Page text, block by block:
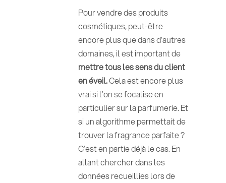
Pour vendre des produits
cosmétiques, peut-être
encore plus que dans d’autres
domaines, il est important de
mettre tous les sens du client
en éveil.Cela est encore plus
vrai si l’on se focalise en
particulier sur la parfumerie. Et
si un algorithme permettait de
trouver la fragrance parfaite ?
C’est en partie déjà le cas. En
allant chercher dans les
données recueillies lors de